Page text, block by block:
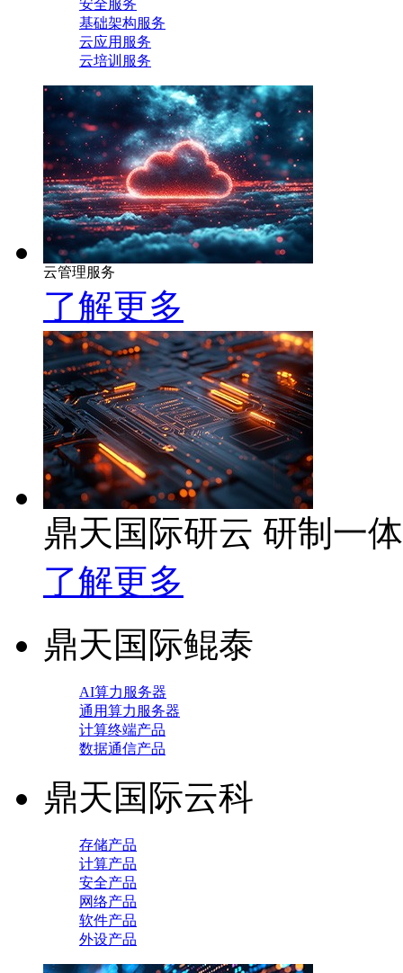
安全服务
基础架构服务
云应用服务
云培训服务
云管理服务
了解更多
鼎天国际研云 研制一
了解更多
鼎天国际鲲泰
AI算力服务器
通用算力服务器
计算终端产品
数据通信产品
鼎天国际云科
存储产品
计算产品
安全产品
网络产品
软件产品
外设产品